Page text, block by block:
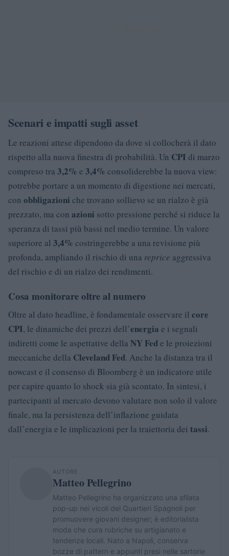
Scenari e impatti sugli asset
Le reazioni attese dipendono da dove si collocherà il dato
rispetto alla nuova finestra di probabilità. Un CPI di marzo
compreso tra 3,2% e 3,4% consoliderebbe la nuova view:
potrebbe portare a un momento di digestione nei mercati,
con obbligazioni che trovano sollievo se un rialzo è già
prezzato, ma con azioni sotto pressione perché si riduce la
speranza di tassi più bassi nel medio termine. Un valore
superiore al 3,4% costringerebbe a una revisione più
profonda, ampliando il rischio di una reprice aggressiva
del rischio e di un rialzo dei rendimenti.
Cosa monitorare oltre al numero
Oltre al dato headline, è fondamentale osservare il core
CPI, le dinamiche dei prezzi dell’energia e i segnali
indiretti come le aspettative della NY Fede le proiezioni
meccaniche della Cleveland Fed. Anche la distanza tra il
nowcast e il consenso di Bloomberg è un indicatore utile
per capire quanto lo shock sia già scontato. In sintesi, i
partecipanti al mercato devono valutare non solo il valore
finale, ma la persistenza dell’inflazione guidata
dall’energia e le implicazioni per la traiettoria dei tassi.
AUTORE
Matteo Pellegrino
Matteo Pellegrino ha organizzato una sfilata
pop-up nei vicoli del Quartieri Spagnoli per
promuovere giovani designer; è editorialista
moda che cura rubriche su artigianato e
tendenze locali. Nato a Napoli, conserva
bozze di pattern e appunti presi nelle sartorie